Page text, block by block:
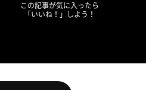
この記事が気に入ったら
「いいね！」しよう！